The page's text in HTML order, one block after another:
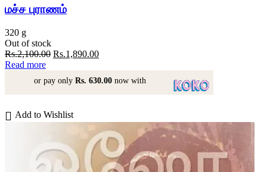
மச்ச புராணம்
320 g
Out of stock
Rs.2,100.00 Original
Rs.2,100.00.
Rs.1,890.00Current
Rs.1,890.00.
Read more
or pay only Rs. 630.00 now with
Add to Wishlist